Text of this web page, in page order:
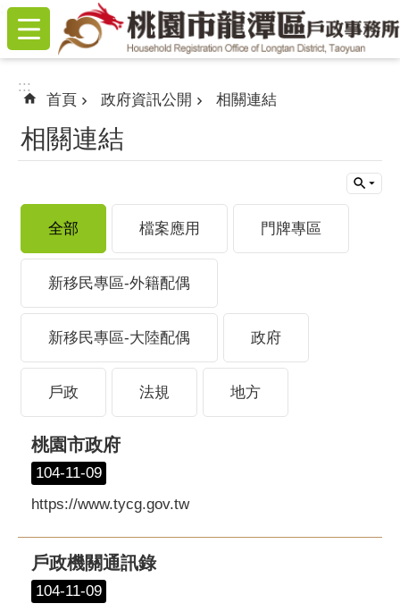
跳到主要內容區塊
:::
:::
首頁 政府資訊公開 相關連結
相關連結
全部 檔案應用 門牌專區
新移民專區-外籍配偶
新移民專區-大陸配偶 政府
戶政 法規 地方
桃園市政府
104-11-09
https://www.tycg.gov.tw
戶政機關通訊錄
104-11-09